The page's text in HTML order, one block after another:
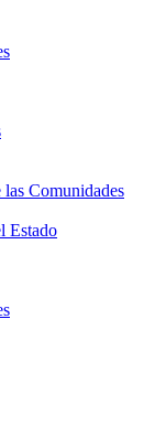
Comunidades
Estado